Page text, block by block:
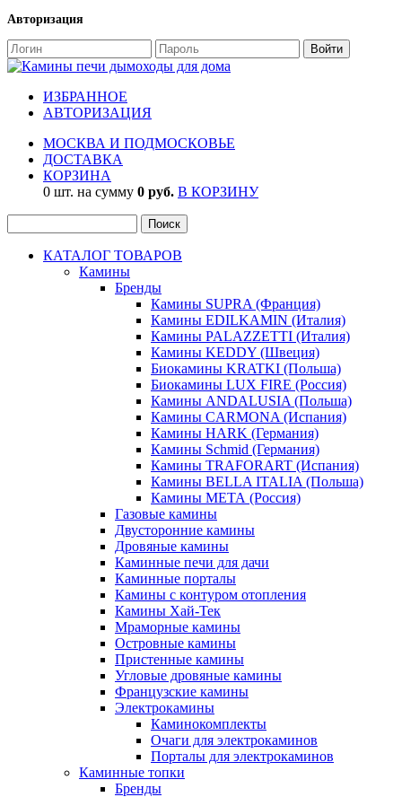
Авторизация
ИЗБРАННОЕ
АВТОРИЗАЦИЯ
МОСКВА И ПОДМОСКОВЬЕ
ДОСТАВКА
КОРЗИНА
0 шт. на сумму 0 руб. В КОРЗИНУ
КАТАЛОГ ТОВАРОВ
Камины
Бренды
Камины SUPRA (Франция)
Камины EDILKAMIN (Италия)
Камины PALAZZETTI (Италия)
Камины KEDDY (Швеция)
Биокамины KRATKI (Польша)
Биокамины LUX FIRE (Россия)
Камины ANDALUSIA (Польша)
Камины CARMONA (Испания)
Камины HARK (Германия)
Камины Schmid (Германия)
Камины TRAFORART (Испания)
Камины BELLA ITALIA (Польша)
Камины МЕТА (Россия)
Газовые камины
Двусторонние камины
Дровяные камины
Каминные печи для дачи
Каминные порталы
Камины с контуром отопления
Камины Хай-Тек
Мраморные камины
Островные камины
Пристенные камины
Угловые дровяные камины
Французские камины
Электрокамины
Каминокомплекты
Очаги для электрокаминов
Порталы для электрокаминов
Каминные топки
Бренды